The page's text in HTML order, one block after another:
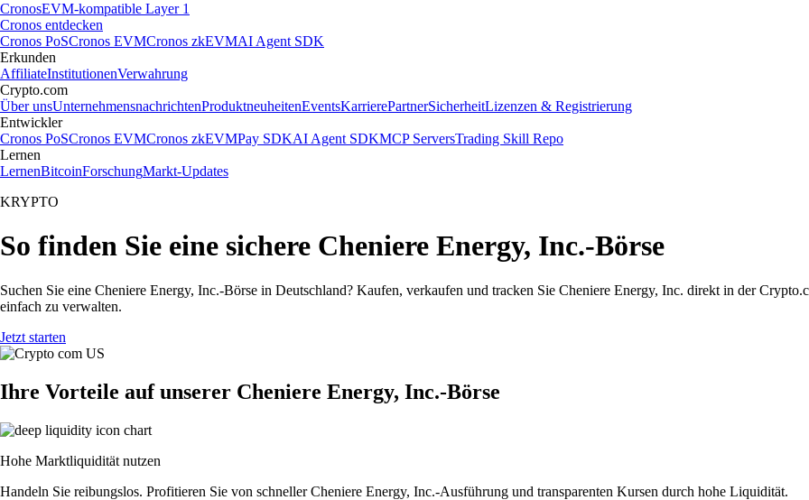
CronosEVM-kompatible Layer 1
Cronos entdecken
Cronos PoSCronos EVMCronos zkEVMAI Agent SDK
Erkunden
AffiliateInstitutionenVerwahrung
Crypto.com
Über unsUnternehmensnachrichtenProduktneuheitenEventsKarrierePartnerSicherheitLizenzen & Registrierung
Entwickler
Cronos PoSCronos EVMCronos zkEVMPay SDKAI Agent SDKMCP ServersTrading Skill Repo
Lernen
LernenBitcoinForschungMarkt-Updates
KRYPTO
So finden Sie eine sichere Cheniere Energy, Inc.-Börse
Suchen Sie eine Cheniere Energy, Inc.-Börse in Deutschland? Kaufen, verkaufen und tracken Sie Cheniere Energy, Inc. direkt in der
einfach zu verwalten.
Jetzt starten
Ihre Vorteile auf unserer Cheniere Energy, Inc.-Börse
Hohe Marktliquidität nutzen
Handeln Sie reibungslos. Profitieren Sie von schneller Cheniere Energy, Inc.-Ausführung und transparenten Kursen durch hohe Liquidität.